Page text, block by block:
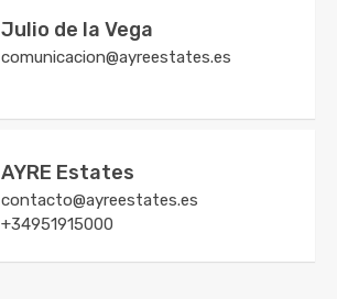
Julio de la Vega
comunicacion@ayreestates.es
AYRE Estates
contacto@ayreestates.es
+34951915000